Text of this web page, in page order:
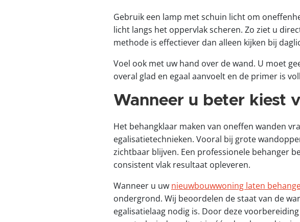
Gebruik een lamp met schuin licht om
licht langs het oppervlak scheren. Zo ziet u
methode is effectiever dan alleen kijken bij
Voel ook met uw hand over de wand. U moet
overal glad en egaal aanvoelt en de primer is
Wanneer u beter kiest
Het behangklaar maken van oneffen wanden
egalisatietechnieken. Vooral bij grote
zichtbaar blijven. Een professionele behanger
consistent vlak resultaat opleveren.
Wanneer u uw nieuwbouwwoning laten
ondergrond. Wij beoordelen de staat van de
egalisatielaag nodig is. Door deze